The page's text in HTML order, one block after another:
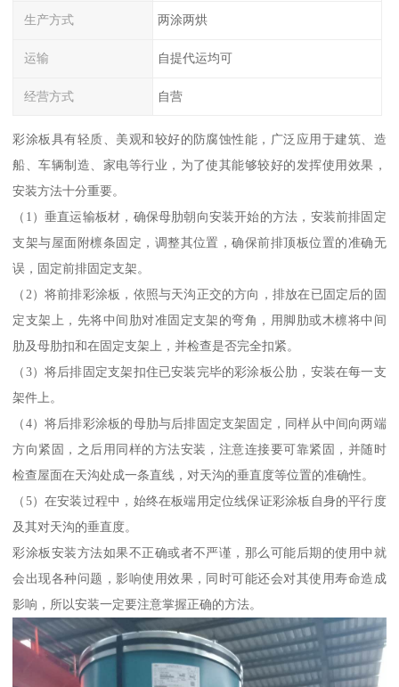
生产方式 两涂两烘
运输 自提代运均可
经营方式 自营
彩涂板具有轻质、美观和较好的防腐蚀性能，广泛应用于建筑、造
船、车辆制造、家电等行业，为了使其能够较好的发挥使用效果，
安装方法十分重要。
（1）垂直运输板材，确保母肋朝向安装开始的方法，安装前排固定
支架与屋面附檩条固定，调整其位置，确保前排顶板位置的准确无
误，固定前排固定支架。
（2）将前排彩涂板，依照与天沟正交的方向，排放在已固定后的固
定支架上，先将中间肋对准固定支架的弯角，用脚肋或木檩将中间
肋及母肋扣和在固定支架上，并检查是否完全扣紧。
（3）将后排固定支架扣住已安装完毕的彩涂板公肋，安装在每一支
架件上。
（4）将后排彩涂板的母肋与后排固定支架固定，同样从中间向两端
方向紧固，之后用同样的方法安装，注意连接要可靠紧固，并随时
检查屋面在天沟处成一条直线，对天沟的垂直度等位置的准确性。
（5）在安装过程中，始终在板端用定位线保证彩涂板自身的平行度
及其对天沟的垂直度。
彩涂板安装方法如果不正确或者不严谨，那么可能后期的使用中就
会出现各种问题，影响使用效果，同时可能还会对其使用寿命造成
影响，所以安装一定要注意掌握正确的方法。